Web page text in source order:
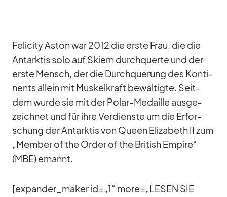
Fe­li­city As­ton war 2012 die erste Frau, die die
Ant­ark­tis solo auf Ski­ern durch­querte und der
erste Mensch, der die Durch­que­rung des Kon­ti­
nents al­lein mit Mus­kel­kraft be­wäl­tigte. Seit­
dem wurde sie mit der Po­lar-Me­daille aus­ge­
zeich­net und für ihre Ver­dienste um die Er­for­
schung der Ant­ark­tis von Queen Eliza­beth II zum
„Mem­ber of the Or­der of the Bri­tish Em­pire“
(MBE) er­nannt.
[expander_​maker id=„1“ more=„LESEN SIE